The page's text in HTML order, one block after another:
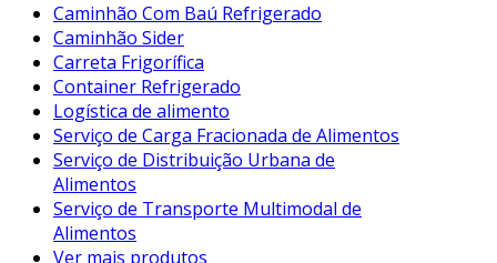
Caminhão Com Baú Refrigerado
Caminhão Sider
Carreta Frigorífica
Container Refrigerado
Logística de alimento
Serviço de Carga Fracionada de Alimentos
Serviço de Distribuição Urbana de
Alimentos
Serviço de Transporte Multimodal de
Alimentos
Ver mais produtos